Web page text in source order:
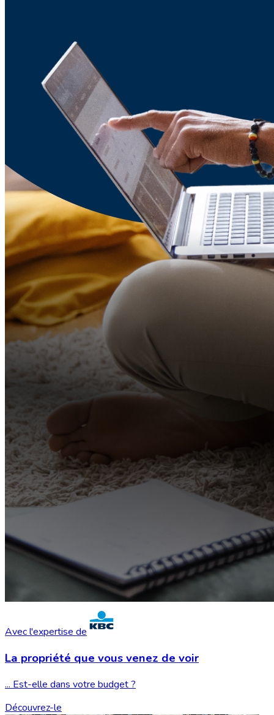
Avec l'expertise de
La propriété que vousvenez de voir
... Est-elle dans votre budget ?
Découvrez-le